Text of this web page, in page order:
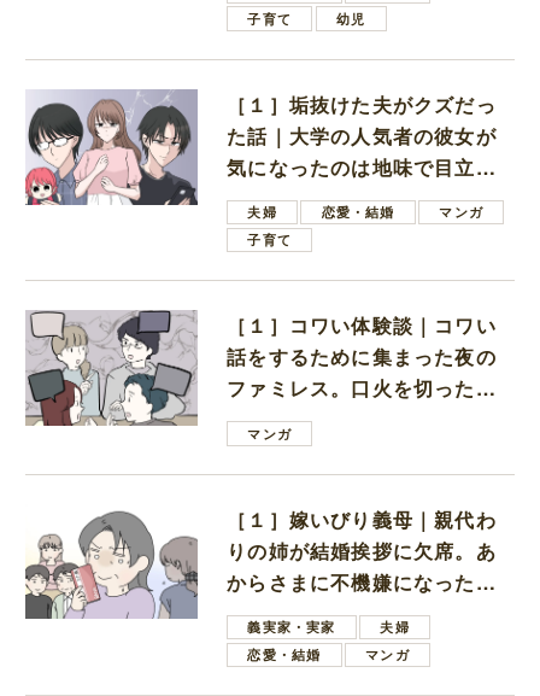
子育て
幼児
［１］垢抜けた夫がクズだっ
た話｜大学の人気者の彼女が
気になったのは地味で目立た
ない男子学生
夫婦 恋愛・結婚
マンガ
子育て
［１］コワい体験談｜コワい
話をするために集まった夜の
ファミレス。口火を切ったの
は電車好きの男の子ママ
マンガ
［１］嫁いびり義母｜親代わ
りの姉が結婚挨拶に欠席。あ
からさまに不機嫌になった義
母義実家・実家
夫婦
恋愛・結婚
マンガ